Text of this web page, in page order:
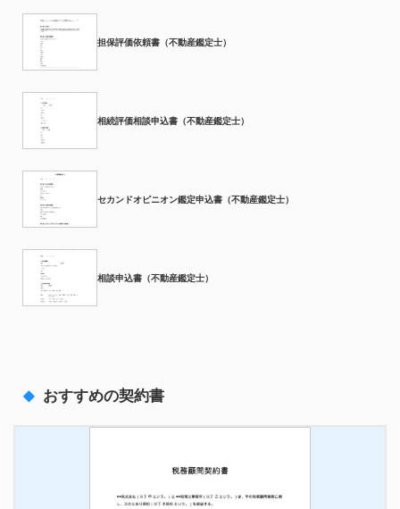
担保評価依頼書（不動産鑑定士）
相続評価相談申込書（不動産鑑定士）
セカンドオピニオン鑑定申込書（不動産鑑定士）
相談申込書（不動産鑑定士）
おすすめの契約書